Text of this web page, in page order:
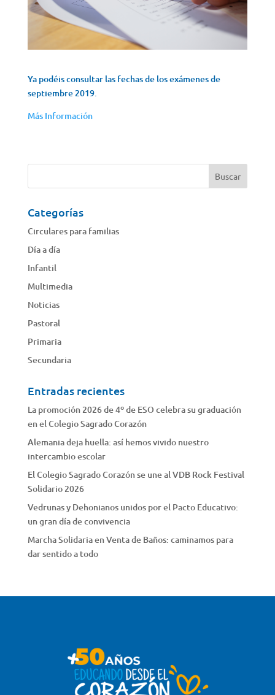
Ya podéis consultar las fechas de los exámenes de
septiembre 2019.
Más Información
Categorías
Circulares para familias
Día a día
Infantil
Multimedia
Noticias
Pastoral
Primaria
Secundaria
Entradas recientes
La promoción 2026 de 4º de ESO celebra su graduación
en el Colegio Sagrado Corazón
Alemania deja huella: así hemos vivido nuestro
intercambio escolar
El Colegio Sagrado Corazón se une al VDB Rock Festival
Solidario 2026
Vedrunas y Dehonianos unidos por el Pacto Educativo:
un gran día de convivencia
Marcha Solidaria en Venta de Baños: caminamos para
dar sentido a todo